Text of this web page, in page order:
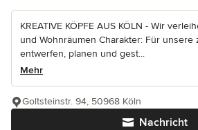
KREATIVE KÖPFE AUS KÖLN - Wir
und Wohnräumen Charakter: Für
entwerfen, planen und gest...
Mehr
Nachricht
Goltsteinstr. 94, 50968 Köln